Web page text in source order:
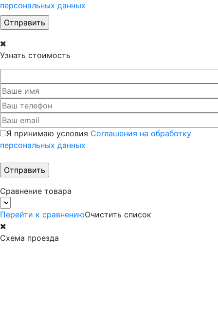
персональных данных
Узнать стоимость
Я принимаю условия Соглашения на обработку
персональных данных
Сравнение товара
Перейти к сравнениюОчистить список
Схема проезда